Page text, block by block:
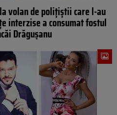
volan de polițiștii care l-au
interzise a consumat fostul
Drăgușanu